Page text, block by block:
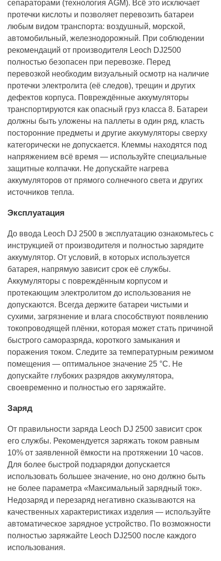
сепараторами (технология AGM). Всё это исключает
протечки кислоты и позволяет перевозить батареи
любым видом транспорта: воздушный, морской,
автомобильный, железнодорожный. При соблюдении
рекомендаций от производителя Leoch DJ2500
полностью безопасен при перевозке. Перед
перевозкой необходим визуальный осмотр на наличие
протечки электролита (её следов), трещин и других
дефектов корпуса. Повреждённые аккумуляторы
транспортируются как опасный груз класса 8. Батареи
должны быть уложены на паллеты в один ряд, класть
посторонние предметы и другие аккумуляторы сверху
категорически не допускается. Клеммы находятся под
напряжением всё время — используйте специальные
защитные колпачки. Не допускайте нагрева
аккумуляторов от прямого солнечного света и других
источников тепла.
Эксплуатация
До ввода Leoch DJ 2500 в эксплуатацию ознакомьтесь с
инструкцией от производителя и полностью зарядите
аккумулятор. От условий, в которых используется
батарея, напрямую зависит срок её службы.
Аккумуляторы с повреждённым корпусом и
протекающим электролитом до использования не
допускаются. Всегда держите батареи чистыми и
сухими, загрязнение и влага способствуют появлению
токопроводящей плёнки, которая может стать причиной
быстрого саморазряда, короткого замыкания и
поражения током. Следите за температурным режимом
помещения — оптимальное значение 25 °С. Не
допускайте глубоких разрядов аккумулятора,
своевременно и полностью его заряжайте.
Заряд
От правильности заряда Leoch DJ 2500 зависит срок
его службы. Рекомендуется заряжать током равным
10% от заявленной ёмкости на протяжении 10 часов.
Для более быстрой подзарядки допускается
использовать большее значение, но оно должно быть
не более параметра «Максимальный зарядный ток».
Недозаряд и перезаряд негативно сказываются на
качественных характеристиках изделия — используйте
автоматическое зарядное устройство. По возможности
полностью заряжайте Leoch DJ2500 после каждого
использования.